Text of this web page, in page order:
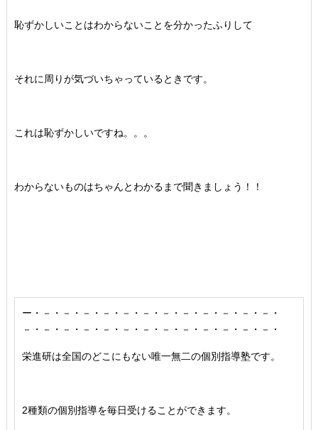
恥ずかしいことはわからないことを分かったふりして
それに周りが気づいちゃっているときです。
これは恥ずかしいですね。。。
わからないものはちゃんとわかるまで聞きましょう！！
ー・－・－・－・－・－・－・－・－・－・－・－・－・
－・－・－・－・－・－・－・－・－・－・－・－・－・
栄進研は全国のどこにもない唯一無二の個別指導塾です。
2種類の個別指導を毎日受けることができます。